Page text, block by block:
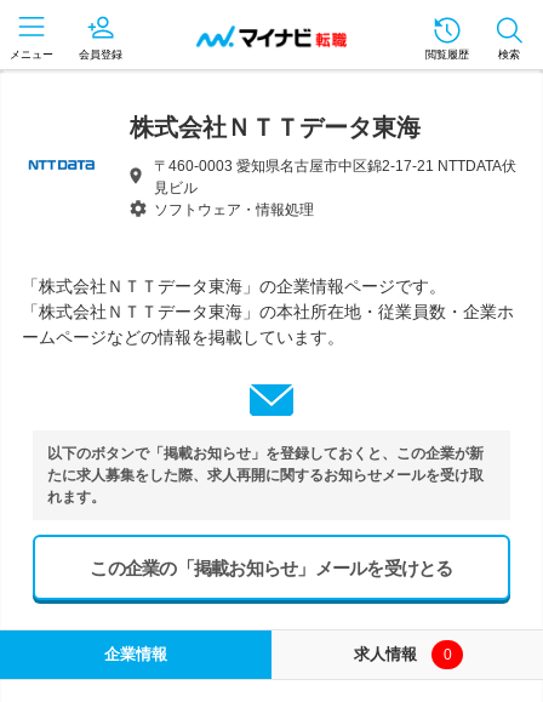
メニュー 会員登録 閲覧履歴 検索
株式会社ＮＴＴデータ東海
〒460-0003 愛知県名古屋市中区錦2-17-21 NTTDATA伏
見ビル
ソフトウェア・情報処理
「株式会社ＮＴＴデータ東海」の企業情報ページです。
「株式会社ＮＴＴデータ東海」の本社所在地・従業員数・企業ホ
ームページなどの情報を掲載しています。
以下のボタンで「掲載お知らせ」を登録しておくと、この企業が新
たに求人募集をした際、求人再開に関するお知らせメールを受け取
れます。
この企業の「掲載お知らせ」メールを受けとる
企業情報 求人情報 0